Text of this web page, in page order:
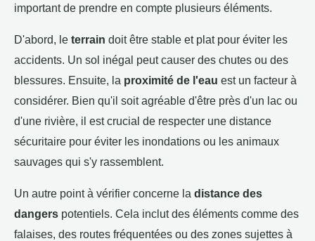
important de prendre en compte plusieurs éléments.
D'abord, le terrain doit être stable et plat pour éviter les
accidents. Un sol inégal peut causer des chutes ou des
blessures. Ensuite, la proximité de l'eau est un facteur à
considérer. Bien qu'il soit agréable d'être près d'un lac ou
d'une rivière, il est crucial de respecter une distance
sécuritaire pour éviter les inondations ou les animaux
sauvages qui s'y rassemblent.
Un autre point à vérifier concerne la distance des
dangers potentiels. Cela inclut des éléments comme des
falaises, des routes fréquentées ou des zones sujettes à